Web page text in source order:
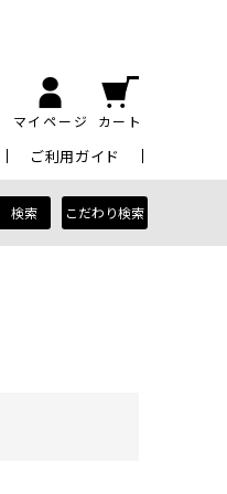
マイページ カート
ご利用ガイド
検索 こだわり検索